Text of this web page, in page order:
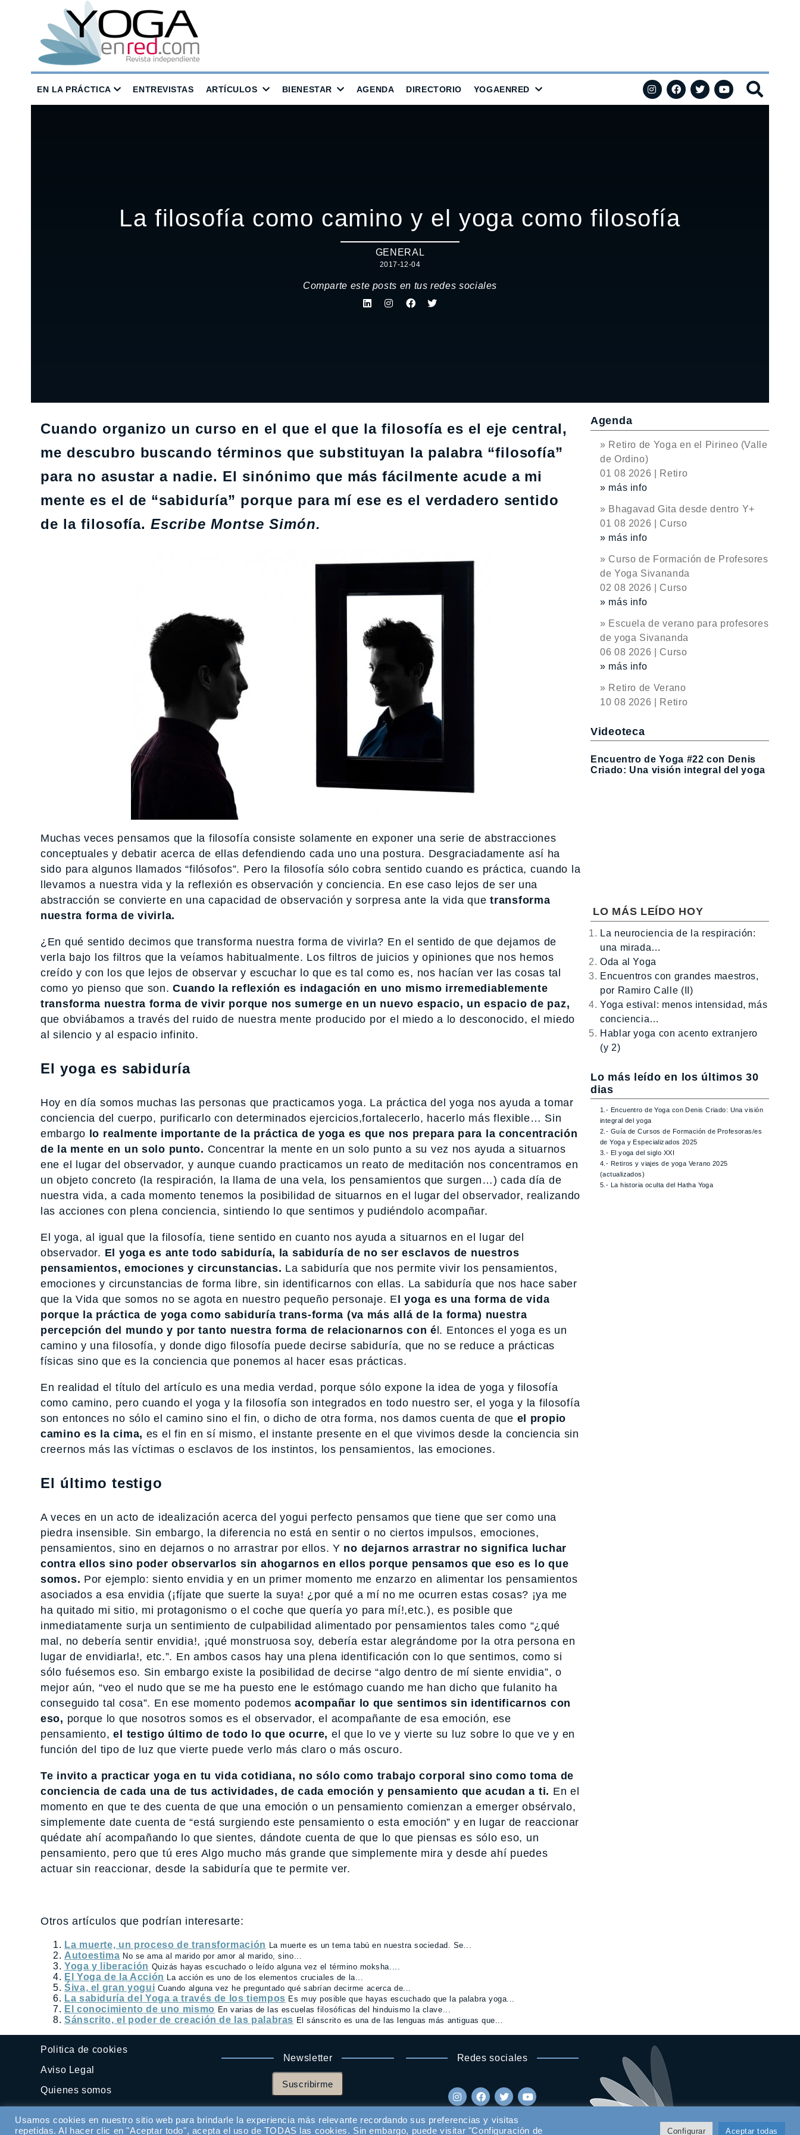
EN LA PRÁCTICA ENTREVISTAS ARTÍCULOS BIENESTAR AGENDA DIRECTORIO YOGAENRED
La filosofía como camino y el yoga como filosofía
GENERAL
2017-12-04
Comparte este posts en tus redes sociales
Cuando organizo un curso en el que el que la filosofía es el eje central,
me descubro buscando términos que substituyan la palabra “filosofía”
para no asustar a nadie. El sinónimo que más fácilmente acude a mi
mente es el de “sabiduría” porque para mí ese es el verdadero sentido
de la filosofía.Escribe Montse Simón.
Muchas veces pensamos que la filosofía consiste solamente en exponer una serie de abstracciones
conceptuales y debatir acerca de ellas defendiendo cada uno una postura. Desgraciadamente así ha
sido para algunos llamados “filósofos”. Pero la filosofía sólo cobra sentido cuando es práctica, cuando la
llevamos a nuestra vida y la reflexión es observación y conciencia. En ese caso lejos de ser una
abstracción se convierte en una capacidad de observación y sorpresa ante la vida que transforma
nuestra forma de vivirla.
¿En qué sentido decimos que transforma nuestra forma de vivirla? En el sentido de que dejamos de
verla bajo los filtros que la veíamos habitualmente. Los filtros de juicios y opiniones que nos hemos
creído y con los que lejos de observar y escuchar lo que es tal como es, nos hacían ver las cosas tal
como yo pienso que son. Cuando la reflexión es indagación en uno mismo irremediablemente
transforma nuestra forma de vivir porque nos sumerge en un nuevo espacio, un espacio de paz,
que obviábamos a través del ruido de nuestra mente producido por el miedo a lo desconocido, el miedo
al silencio y al espacio infinito.
El yoga es sabiduría
Hoy en día somos muchas las personas que practicamos yoga. La práctica del yoga nos ayuda a tomar
conciencia del cuerpo, purificarlo con determinados ejercicios,fortalecerlo, hacerlo más flexible… Sin
embargo lo realmente importante de la práctica de yoga es que nos prepara para la concentración
de la mente en un solo punto. Concentrar la mente en un solo punto a su vez nos ayuda a situarnos
ene el lugar del observador, y aunque cuando practicamos un reato de meditación nos concentramos en
un objeto concreto (la respiración, la llama de una vela, los pensamientos que surgen…) cada día de
nuestra vida, a cada momento tenemos la posibilidad de situarnos en el lugar del observador, realizando
las acciones con plena conciencia, sintiendo lo que sentimos y pudiéndolo acompañar.
El yoga, al igual que la filosofía, tiene sentido en cuanto nos ayuda a situarnos en el lugar del
observador. El yoga es ante todo sabiduría, la sabiduría de no ser esclavos de nuestros
pensamientos, emociones y circunstancias. La sabiduría que nos permite vivir los pensamientos,
emociones y circunstancias de forma libre, sin identificarnos con ellas. La sabiduría que nos hace saber
que la Vida que somos no se agota en nuestro pequeño personaje. E l yoga es una forma de vida
porque la práctica de yoga como sabiduría trans-forma (va más allá de la forma) nuestra
percepción del mundo y por tanto nuestra forma de relacionarnos con é l. Entonces el yoga es un
camino y una filosofía, y donde digo filosofía puede decirse sabiduría, que no se reduce a prácticas
físicas sino que es la conciencia que ponemos al hacer esas prácticas.
En realidad el título del artículo es una media verdad, porque sólo expone la idea de yoga y filosofía
como camino, pero cuando el yoga y la filosofía son integrados en todo nuestro ser, el yoga y la filosofía
son entonces no sólo el camino sino el fin, o dicho de otra forma, nos damos cuenta de que el propio
camino es la cima, es el fin en sí mismo, el instante presente en el que vivimos desde la conciencia sin
creernos más las víctimas o esclavos de los instintos, los pensamientos, las emociones.
El último testigo
A veces en un acto de idealización acerca del yogui perfecto pensamos que tiene que ser como una
piedra insensible. Sin embargo, la diferencia no está en sentir o no ciertos impulsos, emociones,
pensamientos, sino en dejarnos o no arrastrar por ellos. Y no dejarnos arrastrar no significa luchar
contra ellos sino poder observarlos sin ahogarnos en ellos porque pensamos que eso es lo que
somos. Por ejemplo: siento envidia y en un primer momento me enzarzo en alimentar los pensamientos
asociados a esa envidia (¡fíjate que suerte la suya! ¿por qué a mí no me ocurren estas cosas? ¡ya me
ha quitado mi sitio, mi protagonismo o el coche que quería yo para mí!,etc.), es posible que
inmediatamente surja un sentimiento de culpabilidad alimentado por pensamientos tales como “¿qué
mal, no debería sentir envidia!, ¡qué monstruosa soy, debería estar alegrándome por la otra persona en
lugar de envidiarla!, etc.”. En ambos casos hay una plena identificación con lo que sentimos, como si
sólo fuésemos eso. Sin embargo existe la posibilidad de decirse “algo dentro de mí siente envidia”, o
mejor aún, “veo el nudo que se me ha puesto ene le estómago cuando me han dicho que fulanito ha
conseguido tal cosa”. En ese momento podemosacompañar lo que sentimos sin identificarnos con
eso, porque lo que nosotros somos es el observador, el acompañante de esa emoción, ese
pensamiento,el testigo último de todo lo que ocurre, el que lo ve y vierte su luz sobre lo que ve y en
función del tipo de luz que vierte puede verlo más claro o más oscuro.
Te invito a practicar yoga en tu vida cotidiana, no sólo como trabajo corporal sino como toma de
conciencia de cada una de tus actividades, de cada emoción y pensamiento que acudan a ti. En el
momento en que te des cuenta de que una emoción o un pensamiento comienzan a emerger obsérvalo,
simplemente date cuenta de “está surgiendo este pensamiento o esta emoción” y en lugar de reaccionar
quédate ahí acompañando lo que sientes, dándote cuenta de que lo que piensas es sólo eso, un
pensamiento, pero que tú eres Algo mucho más grande que simplemente mira y desde ahí puedes
actuar sin reaccionar, desde la sabiduría que te permite ver.
Otros artículos que podrían interesarte:
La muerte, un proceso de transformación La muerte es un tema tabú en nuestra sociedad. Se...
Autoestima No se ama al marido por amor al marido, sino...
Yoga y liberación Quizás hayas escuchado o leído alguna vez el término moksha....
El Yoga de la Acción La acción es uno de los elementos cruciales de la...
Śiva, el gran yogui Cuando alguna vez he preguntado qué sabrían decirme acerca de...
La sabiduría del Yoga a través de los tiempos Es muy posible que hayas escuchado que la palabra yoga...
El conocimiento de uno mismo En varias de las escuelas filosóficas del hinduismo la clave...
Sánscrito, el poder de creación de las palabras El sánscrito es una de las lenguas más antiguas que...
Agenda
» Retiro de Yoga en el Pirineo (Valle
de Ordino)
01 08 2026 | Retiro
» más info
» Bhagavad Gita desde dentro Y+
01 08 2026 | Curso
» más info
» Curso de Formación de Profesores
de Yoga Sivananda
02 08 2026 | Curso
» más info
» Escuela de verano para profesores
de yoga Sivananda
06 08 2026 | Curso
» más info
» Retiro de Verano
10 08 2026 | Retiro
Videoteca
Encuentro de Yoga #22 con Denis
Criado: Una visión integral del yoga
LO MÁS LEÍDO HOY
La neurociencia de la respiración:
una mirada…
Oda al Yoga
Encuentros con grandes maestros,
por Ramiro Calle (II)
Yoga estival: menos intensidad, más
conciencia…
Hablar yoga con acento extranjero
(y 2)
Lo más leído en los últimos 30
dias
1.- Encuentro de Yoga con Denis Criado: Una visión
integral del yoga
2.- Guía de Cursos de Formación de Profesoras/es
de Yoga y Especializados 2025
3.- El yoga del siglo XXI
4.- Retiros y viajes de yoga Verano 2025
(actualizados)
5.- La historia oculta del Hatha Yoga
Politica de cookies
Aviso Legal
Quienes somos
Newsletter
Suscribirme
Redes sociales
Usamos cookies en nuestro sitio web para brindarle la experiencia más relevante recordando sus preferencias y visitas
repetidas. Al hacer clic en "Aceptar todo", acepta el uso de TODAS las cookies. Sin embargo, puede visitar "Configuración de
Configurar Aceptar todas